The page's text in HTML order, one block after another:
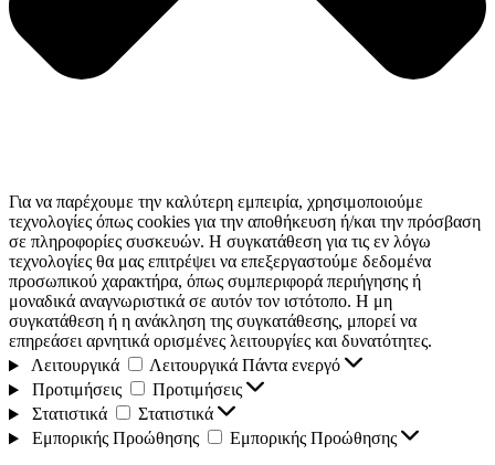
Για να παρέχουμε την καλύτερη εμπειρία, χρησιμοποιούμε
τεχνολογίες όπως cookies για την αποθήκευση ή/και την πρόσβαση
σε πληροφορίες συσκευών. Η συγκατάθεση για τις εν λόγω
τεχνολογίες θα μας επιτρέψει να επεξεργαστούμε δεδομένα
προσωπικού χαρακτήρα, όπως συμπεριφορά περιήγησης ή
μοναδικά αναγνωριστικά σε αυτόν τον ιστότοπο. Η μη
συγκατάθεση ή η ανάκληση της συγκατάθεσης, μπορεί να
επηρεάσει αρνητικά ορισμένες λειτουργίες και δυνατότητες.
Λειτουργικά
Λειτουργικά Πάντα ενεργό
Προτιμήσεις
Προτιμήσεις
Στατιστικά
Στατιστικά
Εμπορικής Προώθησης
Εμπορικής Προώθησης